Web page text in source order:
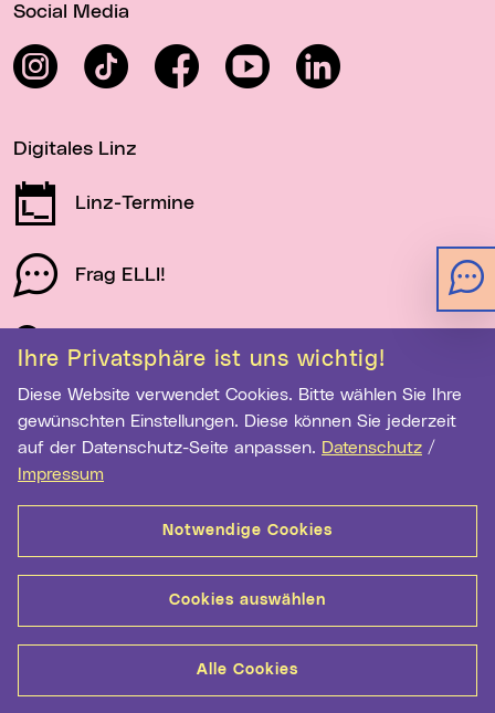
Ihre Privatsphäre ist uns wichtig!
Diese Website verwendet Cookies. Bitte wählen Sie Ihre
gewünschten Einstellungen. Diese können Sie jederzeit
auf der Datenschutz-Seite anpassen. Datenschutz /
Impressum
Notwendige Cookies
Cookies auswählen
Alle Cookies
Social Media
InstagramTikTok FacebookYouTube LinkedIn
Digitales Linz
Linz-Termine
Frag ELLI!
Schau auf Linz
Newsletter-Anmeldung
E-Mail-Adresse eingeben
Anmelden